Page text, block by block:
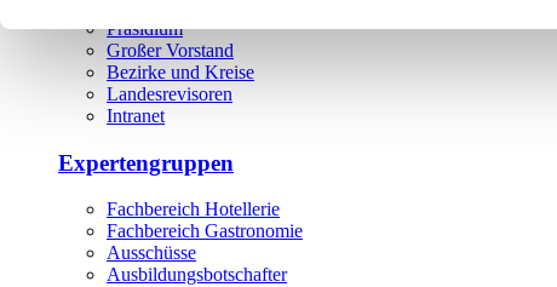
Präsidium
Großer Vorstand
Bezirke und Kreise
Landesrevisoren
Intranet
Expertengruppen
Fachbereich Hotellerie
Fachbereich Gastronomie
Ausschüsse
Ausbildungsbotschafter